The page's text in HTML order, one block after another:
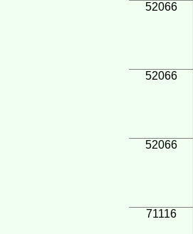
52066
52066
52066
71116